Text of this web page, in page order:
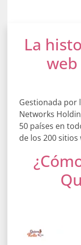
La
Gestionada por
Networks
50 países en
de los 200